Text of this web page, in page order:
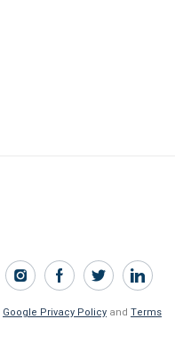
Google Privacy Policy and Terms